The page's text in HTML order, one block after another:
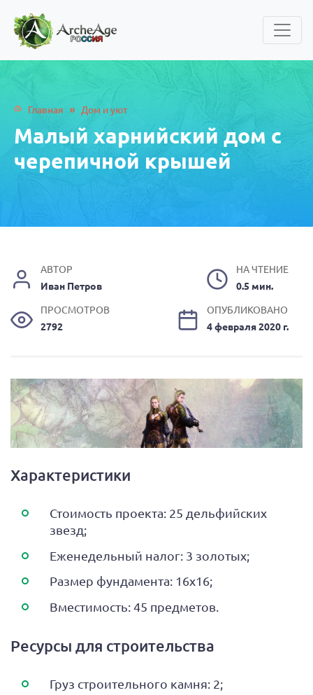
Главная » Дом и уют
Малый харнийский дом с
черепичной крышей
АВТОР
Иван Петров
НА ЧТЕНИЕ
0.5 мин.
ПРОСМОТРОВ
2792
ОПУБЛИКОВАНО
4 февраля 2020 г.
Характеристики
Стоимость проекта: 25 дельфийских
звезд;
Еженедельный налог: 3 золотых;
Размер фундамента: 16х16;
Вместимость: 45 предметов.
Ресурсы для строительства
Груз строительного камня: 2;